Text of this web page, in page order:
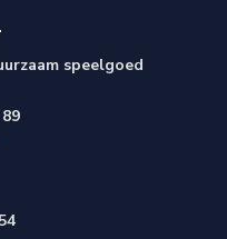
speelgoed